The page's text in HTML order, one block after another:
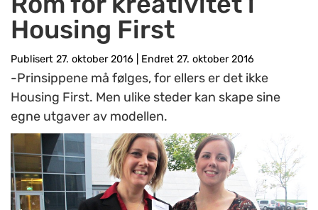
Housing First
Publisert 27. oktober 2016 Endret 27. oktober 2016
-Prinsippene må følges, for ellers er det ikke
Housing First. Men ulike steder kan skape sine
egne utgaver av modellen.